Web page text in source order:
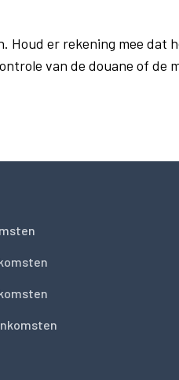
Houd er rekening mee dat
van de douane of de